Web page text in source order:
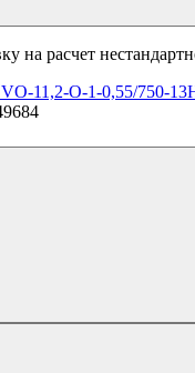
на расчет
11,2-О-1-0,55/750-